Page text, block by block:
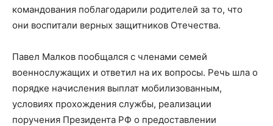
командования поблагодарили родителей за то, что
они воспитали верных защитников Отечества.
Павел Малков пообщался с членами семей
военнослужащих и ответил на их вопросы. Речь шла о
порядке начисления выплат мобилизованным,
условиях прохождения службы, реализации
поручения Президента РФ о предоставлении